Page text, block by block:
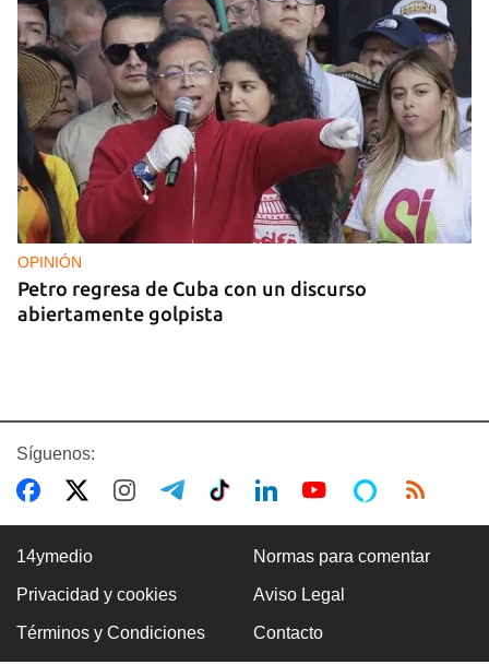
OPINIÓN
Petro regresa de Cuba con un discurso
abiertamente golpista
14YMEDIO
Edición impresa del 7 de agosto de 2026
Síguenos:
14ymedio Normas para comentar
Privacidad y cookies Aviso Legal
Términos y Condiciones Contacto